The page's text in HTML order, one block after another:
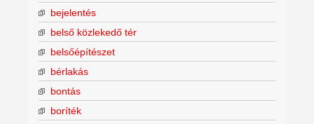
bejelentés
belső közlekedő tér
belsőépítészet
bérlakás
bontás
boríték